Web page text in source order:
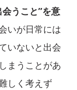
うこと”を意
いが日常には
いないと出会
まうことがあ
しく考えず